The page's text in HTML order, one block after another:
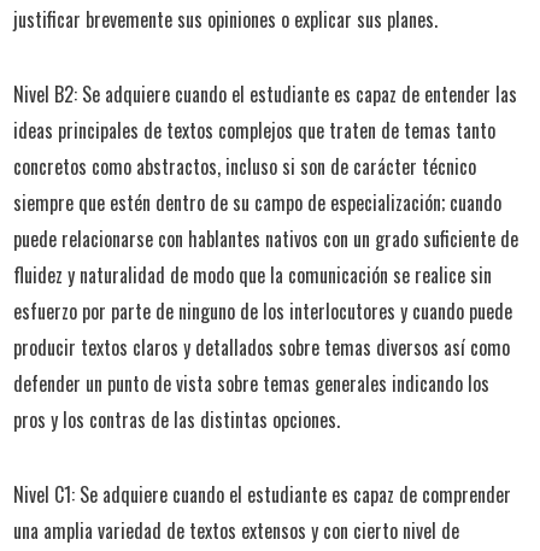
justificar brevemente sus opiniones o explicar sus planes.
Nivel B2: Se adquiere cuando el estudiante es capaz de entender las
ideas principales de textos complejos que traten de temas tanto
concretos como abstractos, incluso si son de carácter técnico
siempre que estén dentro de su campo de especialización; cuando
puede relacionarse con hablantes nativos con un grado suficiente de
fluidez y naturalidad de modo que la comunicación se realice sin
esfuerzo por parte de ninguno de los interlocutores y cuando puede
producir textos claros y detallados sobre temas diversos así como
defender un punto de vista sobre temas generales indicando los
pros y los contras de las distintas opciones.
Nivel C1: Se adquiere cuando el estudiante es capaz de comprender
una amplia variedad de textos extensos y con cierto nivel de